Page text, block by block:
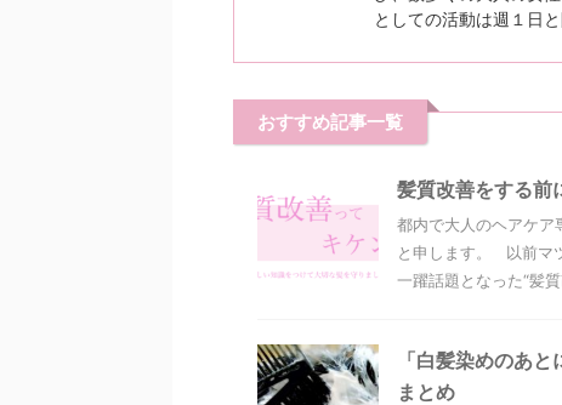
としての活動は週１日
おすすめ記事一覧
髪質改善をする前
都内で大人のヘアケア
と申します。 以前マ
一躍話題となった“髪
「白髪染めのあ
まとめ